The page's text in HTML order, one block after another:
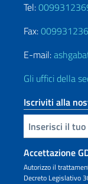
Tel:
Fax:
E-mail:
Gli uffici della
Iscriviti alla
Inserisci la tua email
Accettazione
Autorizzo il
Decreto Legislativo